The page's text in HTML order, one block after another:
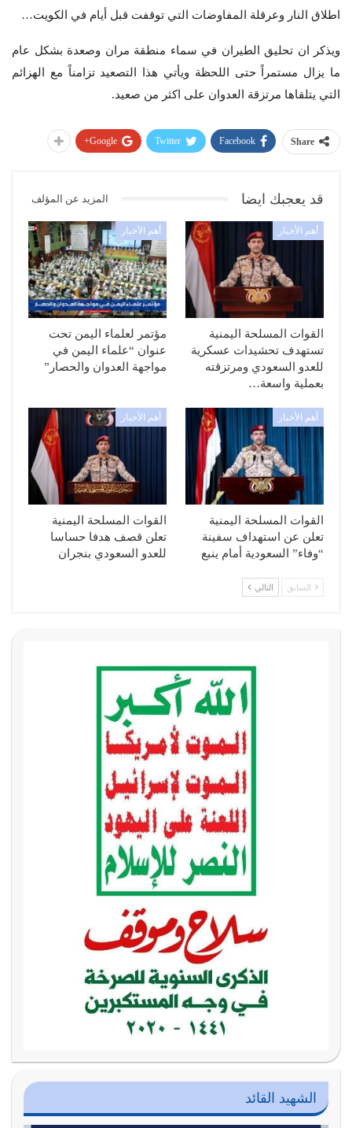
اطلاق النار وعرقلة المفاوضات التي توقفت قبل أيام في الكويت…
ويذكر ان تحليق الطيران في سماء منطقة مران وصعدة بشكل عام
ما يزال مستمراً حتى اللحظة ويأتي هذا التصعيد تزامناً مع الهزائم
التي يتلقاها مرتزقة العدوان على اكثر من صعيد.
Share
Facebook
Twitter
Google+
قد يعجبك ايضا المزيد عن المؤلف
أهم الأخبار
القوات المسلحة اليمنية
تستهدف تحشيدات عسكرية
للعدو السعودي ومرتزقته
بعملية واسعة…
أهم الأخبار
مؤتمر لعلماء اليمن تحت
عنوان “علماء اليمن في
مواجهة العدوان والحصار”
أهم الأخبار
القوات المسلحة اليمنية
تعلن عن استهداف سفينة
“وفاء” السعودية أمام ينبع
أهم الأخبار
القوات المسلحة اليمنية
تعلن قصف هدفا حساسا
للعدو السعودي بنجران
السابق التالي
الشهيد القائد